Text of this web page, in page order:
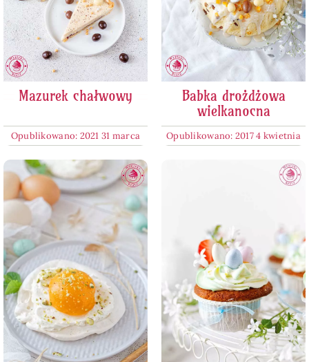
Mazurek chałwowy
Opublikowano: 2021 31 marca
Babka drożdżowa
wielkanocna
Opublikowano: 2017 4 kwietnia